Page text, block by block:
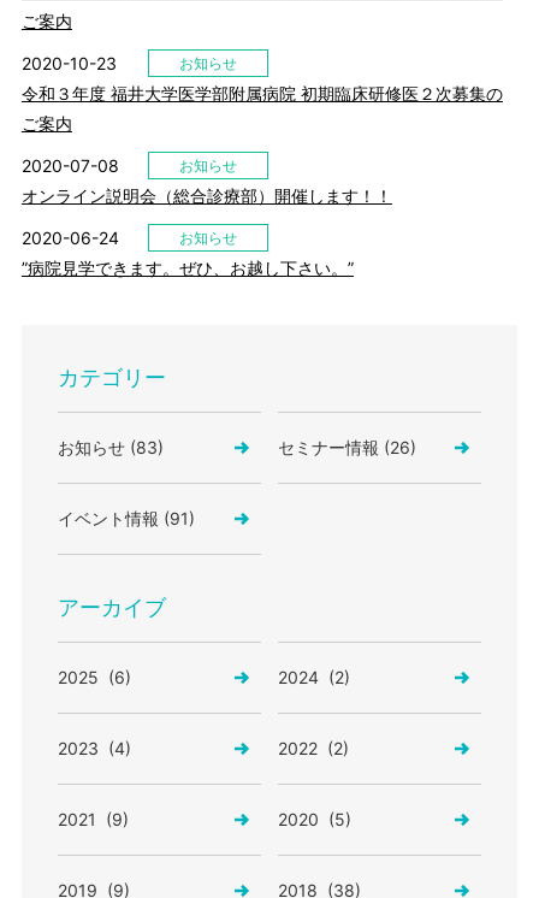
ご案内
2020-10-23 お知らせ
令和３年度 福井大学医学部附属病院 初期臨床研修医２次募集の
ご案内
2020-07-08 お知らせ
オンライン説明会（総合診療部）開催します！！
2020-06-24 お知らせ
”病院見学できます。ぜひ、お越し下さい。”
カテゴリー
お知らせ (83) セミナー情報 (26)
イベント情報 (91)
アーカイブ
2025 (6) 2024 (2)
2023 (4) 2022 (2)
2021 (9) 2020 (5)
2019 (9) 2018 (38)